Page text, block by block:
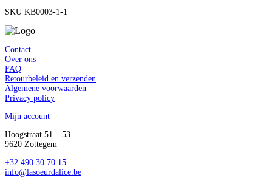
servetringen
aantal
SKU KB0003-1-1
Contact
Over ons
FAQ
Retourbeleid en verzenden
Algemene voorwaarden
Privacy policy
Mijn account
Hoogstraat 51 – 53
9620 Zottegem
‭+32 490 30 70 15‬
info@lasoeurdalice.be